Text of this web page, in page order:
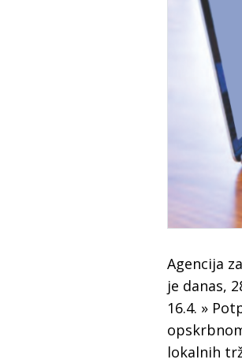
Agencija
je danas,
16.4. »
lokalnih